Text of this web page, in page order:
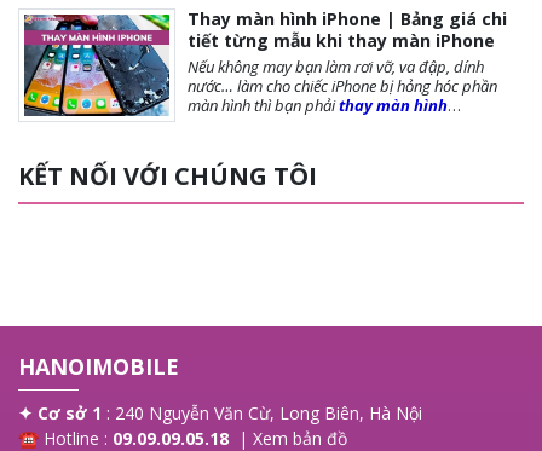
15 phút. Chế độ bảo hành tốt nhất tới khách
hàng. Tặng cường lực full màn, tặng ốp lưng,
miễn phí vệ sinh máy.
Thay màn hình iPhone | Bảng giá chi
tiết từng mẫu khi thay màn iPhone
Nếu không may bạn làm rơi vỡ, va đập, dính
nước… làm cho chiếc iPhone bị hỏng hóc phần
màn hình thì bạn phảithay màn hình
đây,Hanoi Mobile
lưu ý trước khi thay màn, các loại màn phổ biến và
giá thay màn hình là bao nhiêu?, mời bạn tham
KẾT NỐI VỚI CHÚNG TÔI
HANOIMOBILE
✦ Cơ sở 1 : 240 Nguyễn Văn Cừ, Long Biên, Hà Nội
☎ Hotline : 09.09.09.05.18 | Xem bản đồ